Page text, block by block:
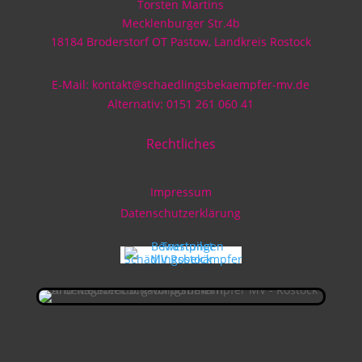
Torsten Martins
Mecklenburger Str.4b
18184 Broderstorf OT Pastow, Landkreis Rostock
E-Mail: kontakt@schaedlingsbekaempfer-mv.de
Alternativ: 0151 261 060 41
Rechtliches
Impressum
Datenschutzerklärung